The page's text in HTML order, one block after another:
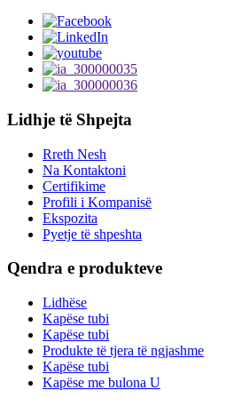
Lidhje të Shpejta
Rreth Nesh
Na Kontaktoni
Certifikime
Profili i Kompanisë
Ekspozita
Pyetje të shpeshta
Qendra e produkteve
Lidhëse
Kapëse tubi
Kapëse tubi
Produkte të tjera të ngjashme
Kapëse tubi
Kapëse me bulona U